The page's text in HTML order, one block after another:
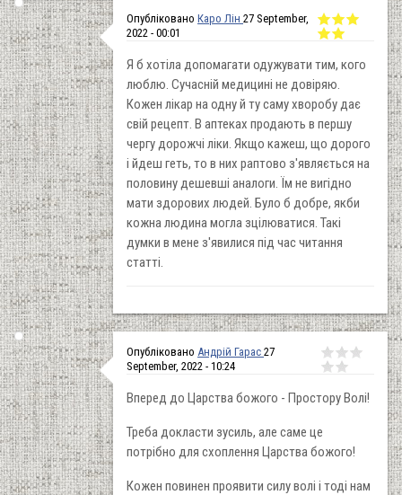
Опубліковано Каро Лін 27 September,
2022 - 00:01
Я б хотіла допомагати одужувати тим, кого
люблю. Сучасній медицині не довіряю.
Кожен лікар на одну й ту саму хворобу дає
свій рецепт. В аптеках продають в першу
чергу дорожчі ліки. Якщо кажеш, що дорого
і йдеш геть, то в них раптово з'являється на
половину дешевші аналоги. Їм не вигідно
мати здорових людей. Було б добре, якби
кожна людина могла зцілюватися. Такі
думки в мене з'явилися під час читання
статті.
Опубліковано Андрій Гарас 27
September, 2022 - 10:24
Вперед до Царства божого - Простору Волі!
Треба докласти зусиль, але саме це
потрібно для схоплення Царства божого!
Кожен повинен проявити силу волі і тоді нам